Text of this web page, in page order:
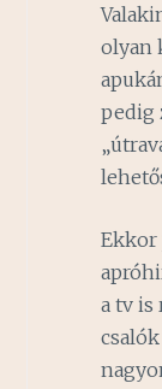
olyan
pedig
Ekkor
a tv is